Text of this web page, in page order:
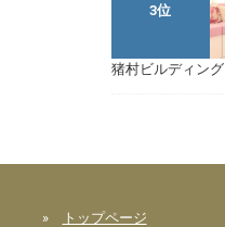
3位
猪村ビルディング
»
トップページ